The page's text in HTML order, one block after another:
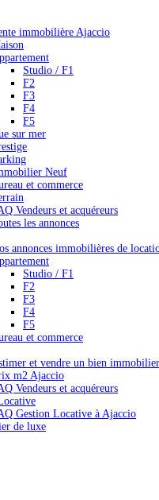
immobilière Ajaccio
Studio / F1
F2
F3
F4
F5
sur mer
Neuf
et commerce
Vendeurs et acquéreurs
les annonces
annonces immobilières de
Studio / F1
F2
F3
F4
F5
et commerce
et vendre un bien immobilier
m2 Ajaccio
Vendeurs et acquéreurs
Gestion Locative à Ajaccio
de luxe